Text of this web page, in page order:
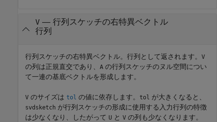
V— 行列スケッチの右特異ベクトル
行列
行列スケッチの右特異ベクトル。行列として返されます。 V
の列は正規直交であり、 A の行列スケッチのヌル空間につい
て一連の基底ベクトルを形成します。
V のサイズは tol の値に依存します。 tol が大きくなると、
svdsketch が行列スケッチの形成に使用する入力行列の特徴
は少なくなり、したがって U と V の列も少なくなります。